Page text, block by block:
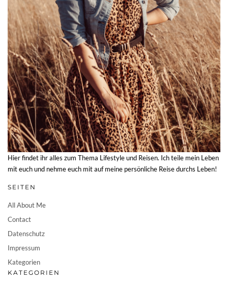
Hier findet ihr alles zum Thema Lifestyle und Reisen. Ich teile mein Leben
mit euch und nehme euch mit auf meine persönliche Reise durchs Leben!
SEITEN
All About Me
Contact
Datenschutz
Impressum
Kategorien
KATEGORIEN